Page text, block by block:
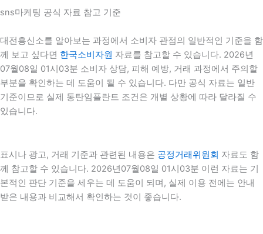
sns마케팅 공식 자료 참고 기준
대전흥신소를 알아보는 과정에서 소비자 관점의 일반적인 기준을 함
께 보고 싶다면 한국소비자원 자료를 참고할 수 있습니다. 2026년
07월08일 01시03분 소비자 상담, 피해 예방, 거래 과정에서 주의할
부분을 확인하는 데 도움이 될 수 있습니다. 다만 공식 자료는 일반
기준이므로 실제 동탄임플란트 조건은 개별 상황에 따라 달라질 수
있습니다.
표시나 광고, 거래 기준과 관련된 내용은 공정거래위원회 자료도 함
께 참고할 수 있습니다. 2026년07월08일 01시03분 이런 자료는 기
본적인 판단 기준을 세우는 데 도움이 되며, 실제 이용 전에는 안내
받은 내용과 비교해서 확인하는 것이 좋습니다.